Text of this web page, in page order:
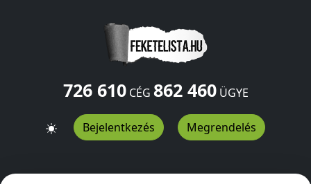
726 610CÉG 862 460ÜGYE
Bejelentkezés Megrendelés